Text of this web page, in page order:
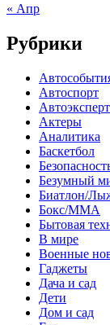
« Апр
Рубрики
Автоспорт
Автоэксперт
Актеры
Аналитика
Баскетбол
Безумный
Биатлон/
Бокс/MMA
Бытовая
В мире
Военные
Гаджеты
Дача и сад
Дети
Дом и сад